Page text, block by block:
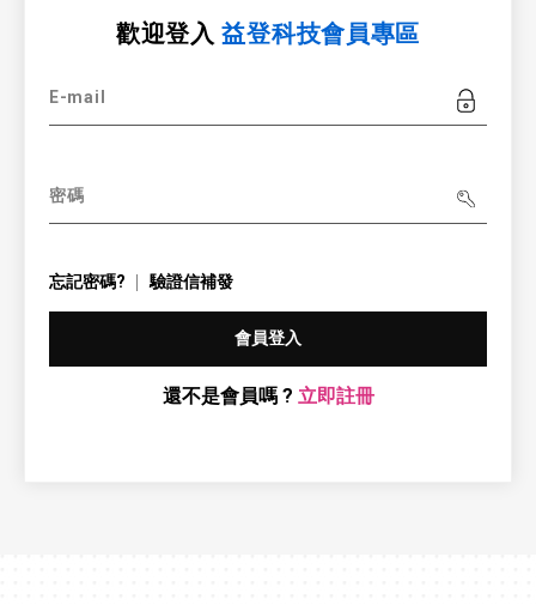
歡迎登入益登科技會員專區
E-mail
密碼
忘記密碼? 驗證信補發
會員登入
還不是會員嗎 ? 立即註冊